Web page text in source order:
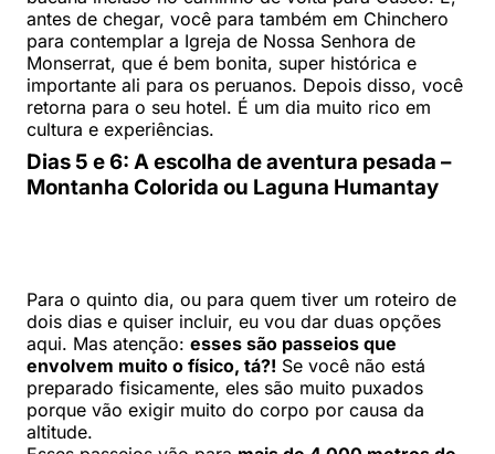
antes de chegar, você para também em Chinchero
para contemplar a Igreja de Nossa Senhora de
Monserrat, que é bem bonita, super histórica e
importante ali para os peruanos. Depois disso, você
retorna para o seu hotel. É um dia muito rico em
cultura e experiências.
Dias 5 e 6: A escolha de aventura pesada –
Montanha Colorida ou Laguna Humantay
Para o quinto dia, ou para quem tiver um roteiro de
dois dias e quiser incluir, eu vou dar duas opções
aqui. Mas atenção: esses são passeios que
envolvem muito o físico, tá?! Se você não está
preparado fisicamente, eles são muito puxados
porque vão exigir muito do corpo por causa da
altitude.